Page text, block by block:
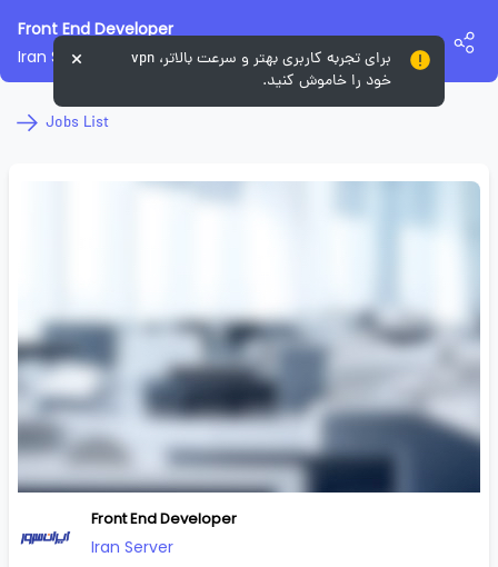
Front End Developer
Iran Server
Jobs List
Front End Developer
Iran Server
برای تجربه کاربری بهتر و سرعت بالاتر، vpn
خود را خاموش کنید.